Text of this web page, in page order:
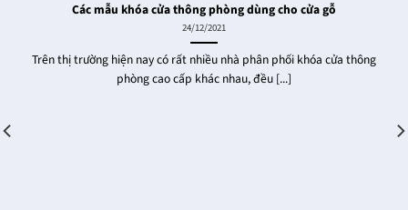
Các mẫu khóa cửa thông phòng dùng cho cửa gỗ
24/12/2021
Trên thị trường hiện nay có rất nhiều nhà phân phối khóa cửa thông
phòng cao cấp khác nhau, đều [...]